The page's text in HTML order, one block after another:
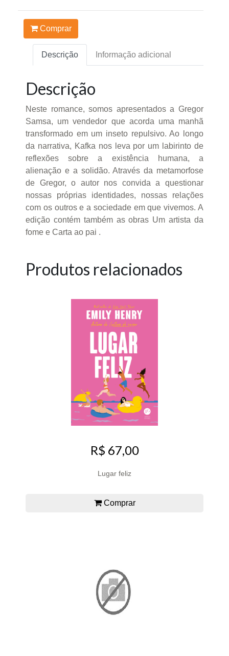
Comprar
Descrição Informação adicional
Descrição
Neste romance, somos apresentados a Gregor
Samsa, um vendedor que acorda uma manhã
transformado em um inseto repulsivo. Ao longo
da narrativa, Kafka nos leva por um labirinto de
reflexões sobre a existência humana, a
alienação e a solidão. Através da metamorfose
de Gregor, o autor nos convida a questionar
nossas próprias identidades, nossas relações
com os outros e a sociedade em que vivemos. A
edição contém também as obras Um artista da
fome e Carta ao pai .
Produtos relacionados
R$ 67,00
Lugar feliz
Comprar